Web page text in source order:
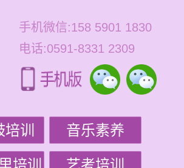
手机微信:158 5901 1830
电话:0591-8331 2309
训 音乐素养
培训 艺考培训